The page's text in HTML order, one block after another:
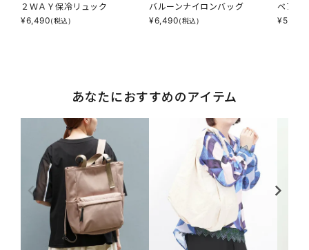
２ＷＡＹ保冷リュック
¥6,490(税込)
バルーンナイロンバッグ
¥6,490(税込)
ベアロ
¥5,390
あなたにおすすめのアイテム